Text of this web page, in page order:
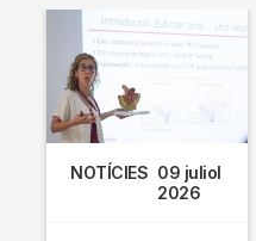
NOTÍCIES 09 juliol
2026